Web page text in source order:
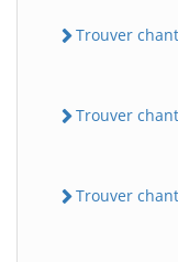
Trouver
Trouver
Trouver